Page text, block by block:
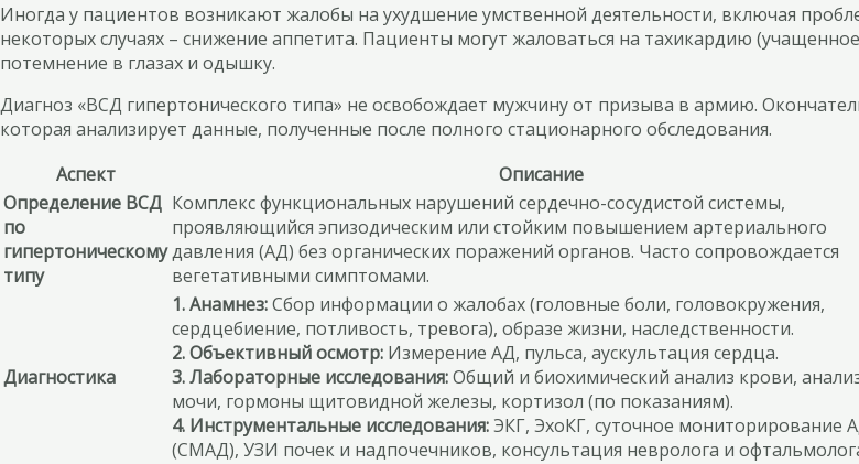
Иногда у пациентов возникают жалобы на ухудшение умственной деятельности, включая
некоторых случаях – снижение аппетита. Пациенты могут жаловаться на тахикардию
потемнение в глазах и одышку.
Диагноз «ВСД гипертонического типа» не освобождает мужчину от призыва в армию.
которая анализирует данные, полученные после полного стационарного обследования.
Аспект
Описание
Определение ВСД
по
гипертоническому
типу
Комплекс функциональных нарушений сердечно-сосудистой системы,
проявляющийся эпизодическим или стойким повышением артериального
давления (АД) без органических поражений органов. Часто сопровождается
вегетативными симптомами.
Диагностика
1. Анамнез:Сбор информации о жалобах (головные боли, головокружения,
сердцебиение, потливость, тревога), образе жизни, наследственности.
2. Объективный осмотр: Измерение АД, пульса, аускультация сердца.
3. Лабораторные исследования:Общий и биохимический анализ крови,
мочи, гормоны щитовидной железы, кортизол (по показаниям).
4. Инструментальные исследования:ЭКГ, ЭхоКГ, суточное мониторирование
(СМАД), УЗИ почек и надпочечников, консультация невролога и